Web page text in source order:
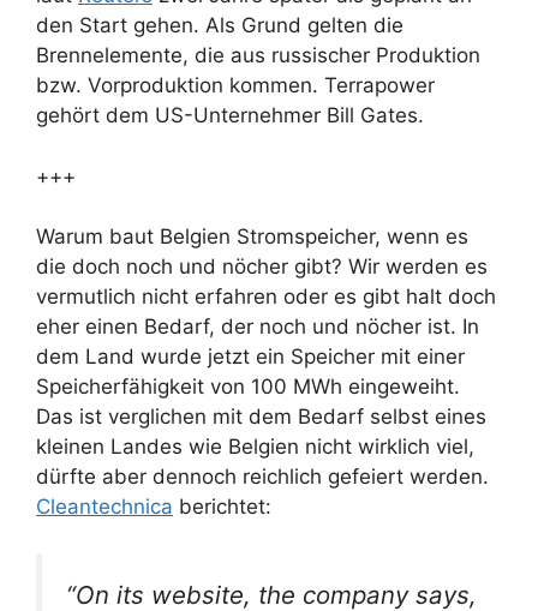
den Start gehen. Als Grund gelten die
Brennelemente, die aus russischer Produktion
bzw. Vorproduktion kommen. Terrapower
gehört dem US-Unternehmer Bill Gates.
+++
Warum baut Belgien Stromspeicher, wenn es
die doch noch und nöcher gibt? Wir werden es
vermutlich nicht erfahren oder es gibt halt doch
eher einen Bedarf, der noch und nöcher ist. In
dem Land wurde jetzt ein Speicher mit einer
Speicherfähigkeit von 100 MWh eingeweiht.
Das ist verglichen mit dem Bedarf selbst eines
kleinen Landes wie Belgien nicht wirklich viel,
dürfte aber dennoch reichlich gefeiert werden.
Cleantechnica berichtet:
“On its website, the company says,